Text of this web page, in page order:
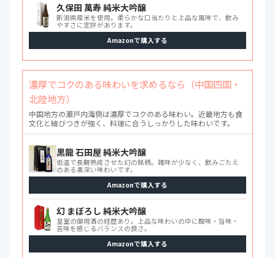
久保田 萬寿 純米大吟醸
新潟県産米を使用。柔らかな口当たりと上品な風味で、飲み
やすさに定評があります。
Amazonで購入する
濃厚でコクのある味わいを求めるなら（中国四国・
北陸地方）
中国地方の瀬戸内海側は濃厚でコクのある味わい。近畿地方も食
文化と結びつきが強く、料理に合うしっかりした味わいです。
黒龍 石田屋 純米大吟醸
低温で長期熟成させた幻の銘柄。雑味が少なく、飲みごたえ
のある奥深い味わいです。
Amazonで購入する
幻 まぼろし 純米大吟醸
皇室の御用酒の経歴あり。上品な味わいの中に酸味・旨味・
苦味を感じるバランスの良さ。
Amazonで購入する